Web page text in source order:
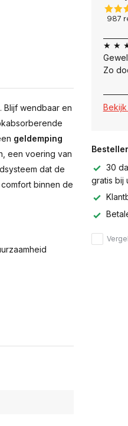
Blijf wendbaar en
geldemping
een voering van
dat de
binnen de
★ ★
Zo
30
gratis bij